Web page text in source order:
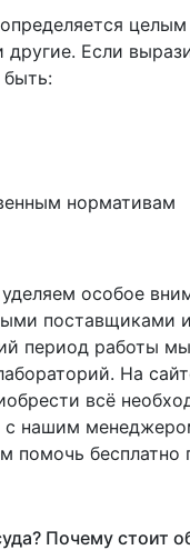
Если
нормативам
особое
поставщиками
период работы
На
всё
с нашим
помочь бесплатно
Почему стоит